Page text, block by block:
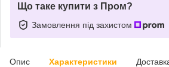
Що таке купити з Пром?
Замовлення під захистом
Опис Характеристики